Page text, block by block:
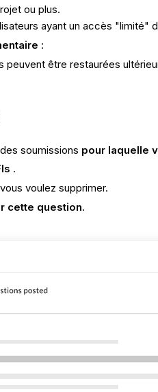
ou plus.
ayant un accès "limité"
:
peuvent être restaurées
soumissions pour laquelle
.
voulez supprimer.
cette question.